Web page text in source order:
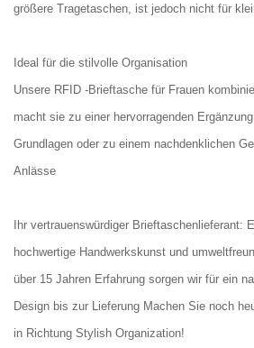
größere Tragetaschen, ist jedoch nicht für
Ideal für die stilvolle Organisation
Unsere RFID -Brieftasche für Frauen
macht sie zu einer hervorragenden
Grundlagen oder zu einem nachdenklichen
Anlässe
Ihr vertrauenswürdiger Brieftaschenlieferant:
hochwertige Handwerkskunst und
über 15 Jahren Erfahrung sorgen wir für ein
Design bis zur Lieferung Machen Sie noch
in Richtung Stylish Organization!